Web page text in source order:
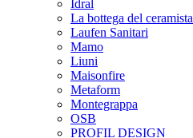
Idral
La bottega del ceramista
Laufen Sanitari
Mamo
Liuni
Maisonfire
Metaform
Montegrappa
OSB
PROFIL DESIGN